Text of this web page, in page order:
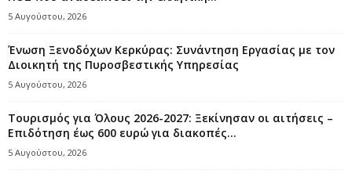
5 Αυγούστου, 2026
Ένωση Ξενοδόχων Κερκύρας: Συνάντηση Εργασίας με τον
Διοικητή της Πυροσβεστικής Υπηρεσίας
5 Αυγούστου, 2026
Τουρισμός για Όλους 2026-2027: Ξεκίνησαν οι αιτήσεις –
Επιδότηση έως 600 ευρώ για διακοπές...
5 Αυγούστου, 2026